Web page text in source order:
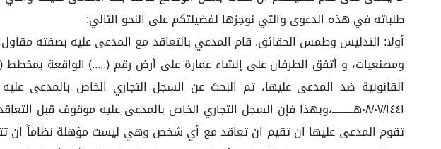
طلباته في هذه الدعوى والتي نوجزها لفضيلتكم على النحو التالي:
أولا: التدليس وطمس الحقائق. قام المدعي بالتعاقد مع المدعى عليه بصفته
ومصنعيات، و أتفق الطرفان على إنشاء عمارة على أرض رقم (.....) الواقعة بمخطط
القانونية ضد المدعى عليها، تم البحث عن السجل التجاري الخاص بالمدعى
٠٨/٠٧/١٤٤١هــــــــــ،وبهذا فإن السجل التجاري الخاص بالمدعى عليه
تقوم المدعى عليها ان تقيم ان تعاقد مع أي شخص وهي ليست مؤهلة نظاماً ان